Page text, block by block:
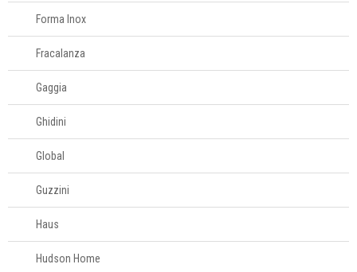
Forma Inox
Fracalanza
Gaggia
Ghidini
Global
Guzzini
Haus
Hudson Home